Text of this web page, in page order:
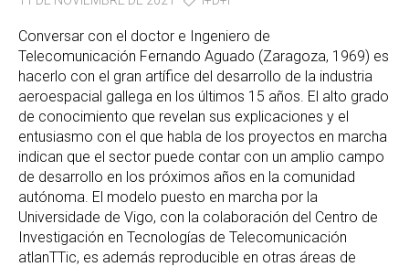
Conversar con el doctor e Ingeniero de
Telecomunicación Fernando Aguado (Zaragoza, 1969) es
hacerlo con el gran artífice del desarrollo de la industria
aeroespacial gallega en los últimos 15 años. El alto grado
de conocimiento que revelan sus explicaciones y el
entusiasmo con el que habla de los proyectos en marcha
indican que el sector puede contar con un amplio campo
de desarrollo en los próximos años en la comunidad
autónoma. El modelo puesto en marcha por la
Universidade de Vigo, con la colaboración del Centro de
Investigación en Tecnologías de Telecomunicación
atlanTTic, es además reproducible en otras áreas de